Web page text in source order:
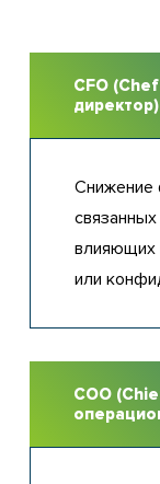
CFO
директор)
Снижение
влияющих
или
COO